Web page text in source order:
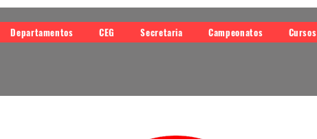
Departamentos CEG Secretaria Campeonatos Cursos